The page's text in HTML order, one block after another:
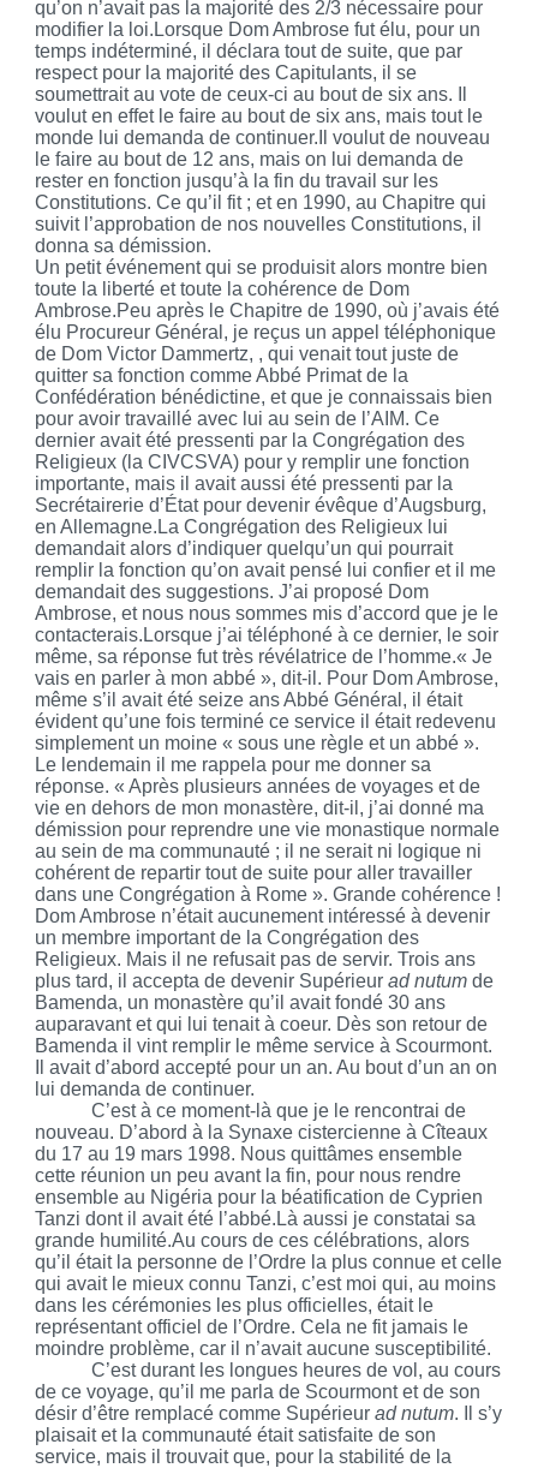
qu’on n’avait pas la majorité des 2/3 nécessaire pour
modifier la loi.Lorsque Dom Ambrose fut élu, pour un
temps indéterminé, il déclara tout de suite, que par
respect pour la majorité des Capitulants, il se
soumettrait au vote de ceux-ci au bout de six ans. Il
voulut en effet le faire au bout de six ans, mais tout le
monde lui demanda de continuer.Il voulut de nouveau
le faire au bout de 12 ans, mais on lui demanda de
rester en fonction jusqu’à la fin du travail sur les
Constitutions. Ce qu’il fit ; et en 1990, au Chapitre qui
suivit l’approbation de nos nouvelles Constitutions, il
donna sa démission.
Un petit événement qui se produisit alors montre bien
toute la liberté et toute la cohérence de Dom
Ambrose.Peu après le Chapitre de 1990, où j’avais été
élu Procureur Général, je reçus un appel téléphonique
de Dom Victor Dammertz, , qui venait tout juste de
quitter sa fonction comme Abbé Primat de la
Confédération bénédictine, et que je connaissais bien
pour avoir travaillé avec lui au sein de l’AIM. Ce
dernier avait été pressenti par la Congrégation des
Religieux (la CIVCSVA) pour y remplir une fonction
importante, mais il avait aussi été pressenti par la
Secrétairerie d’État pour devenir évêque d’Augsburg,
en Allemagne.La Congrégation des Religieux lui
demandait alors d’indiquer quelqu’un qui pourrait
remplir la fonction qu’on avait pensé lui confier et il me
demandait des suggestions. J’ai proposé Dom
Ambrose, et nous nous sommes mis d’accord que je le
contacterais.Lorsque j’ai téléphoné à ce dernier, le soir
même, sa réponse fut très révélatrice de l’homme.« Je
vais en parler à mon abbé », dit-il. Pour Dom Ambrose,
même s’il avait été seize ans Abbé Général, il était
évident qu’une fois terminé ce service il était redevenu
simplement un moine « sous une règle et un abbé ».
Le lendemain il me rappela pour me donner sa
réponse. « Après plusieurs années de voyages et de
vie en dehors de mon monastère, dit-il, j’ai donné ma
démission pour reprendre une vie monastique normale
au sein de ma communauté ; il ne serait ni logique ni
cohérent de repartir tout de suite pour aller travailler
dans une Congrégation à Rome ». Grande cohérence !
Dom Ambrose n’était aucunement intéressé à devenir
un membre important de la Congrégation des
Religieux. Mais il ne refusait pas de servir. Trois ans
plus tard, il accepta de devenir Supérieur ad nutumde
Bamenda, un monastère qu’il avait fondé 30 ans
auparavant et qui lui tenait à coeur. Dès son retour de
Bamenda il vint remplir le même service à Scourmont.
Il avait d’abord accepté pour un an. Au bout d’un an on
lui demanda de continuer.
C’est à ce moment-là que je le rencontrai de
nouveau. D’abord à la Synaxecistercienne à Cîteaux
du 17 au 19 mars 1998. Nous quittâmes ensemble
cette réunion un peu avant la fin, pour nous rendre
ensemble au Nigéria pour la béatification de Cyprien
Tanzi dont il avait été l’abbé.Là aussi je constatai sa
grande humilité.Au cours de ces célébrations, alors
qu’il était la personne de l’Ordre la plus connue et celle
qui avait le mieux connu Tanzi, c’est moi qui, au moins
dans les cérémonies les plus officielles, était le
représentant officiel de l’Ordre. Cela ne fit jamais le
moindre problème, car il n’avait aucune susceptibilité.
C’est durant les longues heures de vol, au cours
de ce voyage, qu’il me parla de Scourmont et de son
désir d’être remplacé comme Supérieur ad nutum. Il s’y
plaisait et la communauté était satisfaite de son
service, mais il trouvait que, pour la stabilité de la